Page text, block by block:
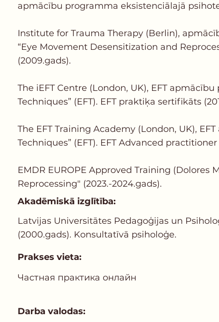
apmācību programma eksistenciālajā
Institute for Trauma Therapy (Berlin),
“Eye Movement Desensitization and
(2009.gads).
The iEFT Centre (London, UK), EFT
Techniques” (EFT). EFT praktiķa sertifikāts
The EFT Training Academy (London, UK),
Techniques” (EFT). EFT Advanced
EMDR EUROPE Approved Training
Reprocessing" (2023.-2024.gads).
Akadēmiskā izglītība:
Latvijas Universitātes Pedagoģijas un
(2000.gads). Konsultatīvā psiholoģe.
Prakses vieta:
Частная практика онлайн
Darba valodas: